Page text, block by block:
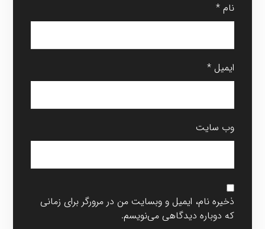
نام*
ایمیل*
وب‌ سایت
ذخیره نام، ایمیل و وبسایت من در مرورگر برای زمانی
که دوباره دیدگاهی می‌نویسم.